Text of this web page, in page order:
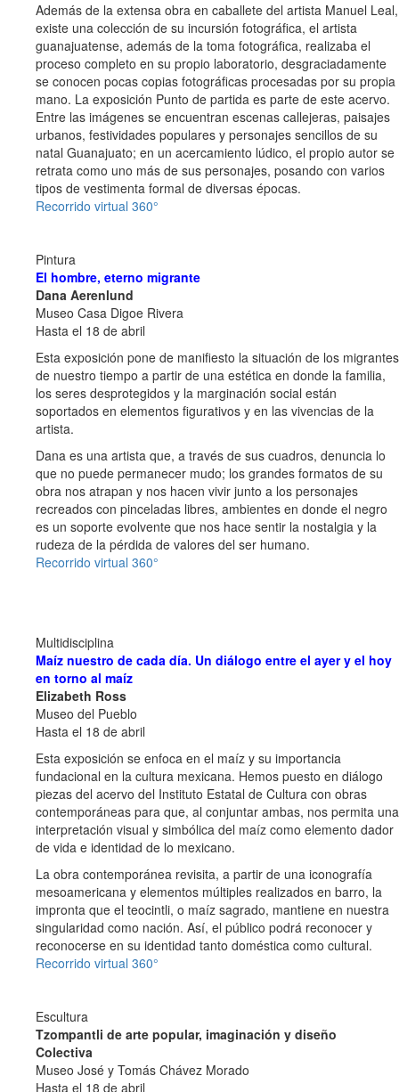
Además de la extensa obra en caballete del artista Manuel Leal,
existe una colección de su incursión fotográfica, el artista
guanajuatense, además de la toma fotográfica, realizaba el
proceso completo en su propio laboratorio, desgraciadamente
se conocen pocas copias fotográficas procesadas por su propia
mano. La exposición Punto de partida es parte de este acervo.
Entre las imágenes se encuentran escenas callejeras, paisajes
urbanos, festividades populares y personajes sencillos de su
natal Guanajuato; en un acercamiento lúdico, el propio autor se
retrata como uno más de sus personajes, posando con varios
tipos de vestimenta formal de diversas épocas.
Recorrido virtual 360°
Pintura
El hombre, eterno migrante
Dana Aerenlund
Museo Casa Digoe Rivera
Hasta el 18 de abril
Esta exposición pone de manifiesto la situación de los migrantes
de nuestro tiempo a partir de una estética en donde la familia,
los seres desprotegidos y la marginación social están
soportados en elementos figurativos y en las vivencias de la
artista.
Dana es una artista que, a través de sus cuadros, denuncia lo
que no puede permanecer mudo; los grandes formatos de su
obra nos atrapan y nos hacen vivir junto a los personajes
recreados con pinceladas libres, ambientes en donde el negro
es un soporte evolvente que nos hace sentir la nostalgia y la
rudeza de la pérdida de valores del ser humano.
Recorrido virtual 360°
Multidisciplina
Maíz nuestro de cada día. Un diálogo entre el ayer y el hoy
en torno al maíz
Elizabeth Ross
Museo del Pueblo
Hasta el 18 de abril
Esta exposición se enfoca en el maíz y su importancia
fundacional en la cultura mexicana. Hemos puesto en diálogo
piezas del acervo del Instituto Estatal de Cultura con obras
contemporáneas para que, al conjuntar ambas, nos permita una
interpretación visual y simbólica del maíz como elemento dador
de vida e identidad de lo mexicano.
La obra contemporánea revisita, a partir de una iconografía
mesoamericana y elementos múltiples realizados en barro, la
impronta que el teocintli, o maíz sagrado, mantiene en nuestra
singularidad como nación. Así, el público podrá reconocer y
reconocerse en su identidad tanto doméstica como cultural.
Recorrido virtual 360°
Escultura
Tzompantli de arte popular, imaginación y diseño
Colectiva
Museo José y Tomás Chávez Morado
Hasta el 18 de abril